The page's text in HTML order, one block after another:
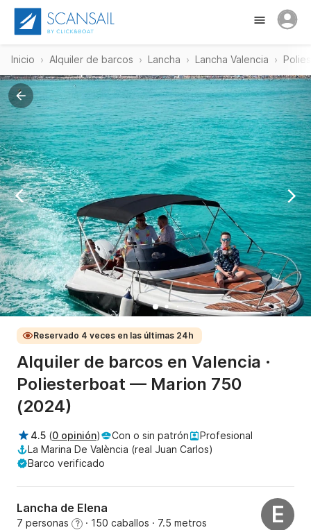
Inicio Alquiler de barcos Lancha Lancha Valencia
Reservado 4 veces en las últimas 24h
Alquiler de barcos en Valencia ·
Poliesterboat — Marion 750
(2024)
4.5 (0 opinión) Con o sin patrón
Profesional
La Marina De València (real Juan Carlos)
Barco verificado
Lancha de Elena
7 personas ? · 150 caballos · 7.5 metros E